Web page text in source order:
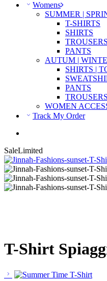
Womens
SUMMER |
T-SHIRTS
SHIRTS
TROUSERS
PANTS
AUTUM |
SHIRTS |
PANTS
TROUSERS
WOMEN
Track My Order
SaleLimited
T-Shirt